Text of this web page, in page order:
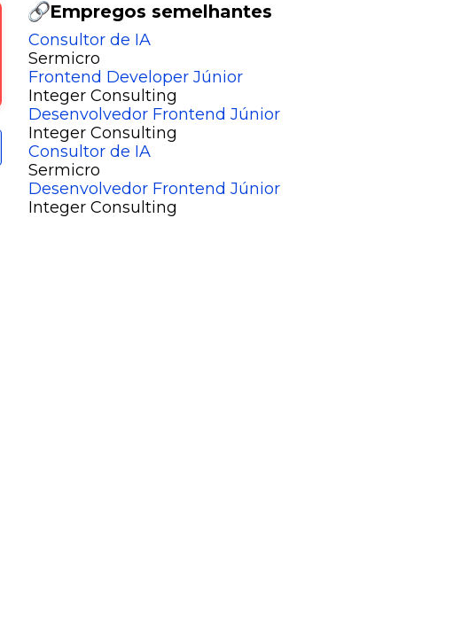
Empregos semelhantes
Consultor de IA
Sermicro
Frontend Developer Júnior
Integer Consulting
Desenvolvedor Frontend Júnior
Integer Consulting
Consultor de IA
Sermicro
Desenvolvedor Frontend Júnior
Integer Consulting